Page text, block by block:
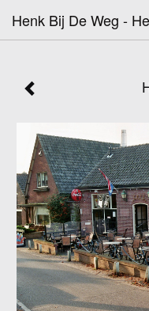
Henk Bij De Weg -